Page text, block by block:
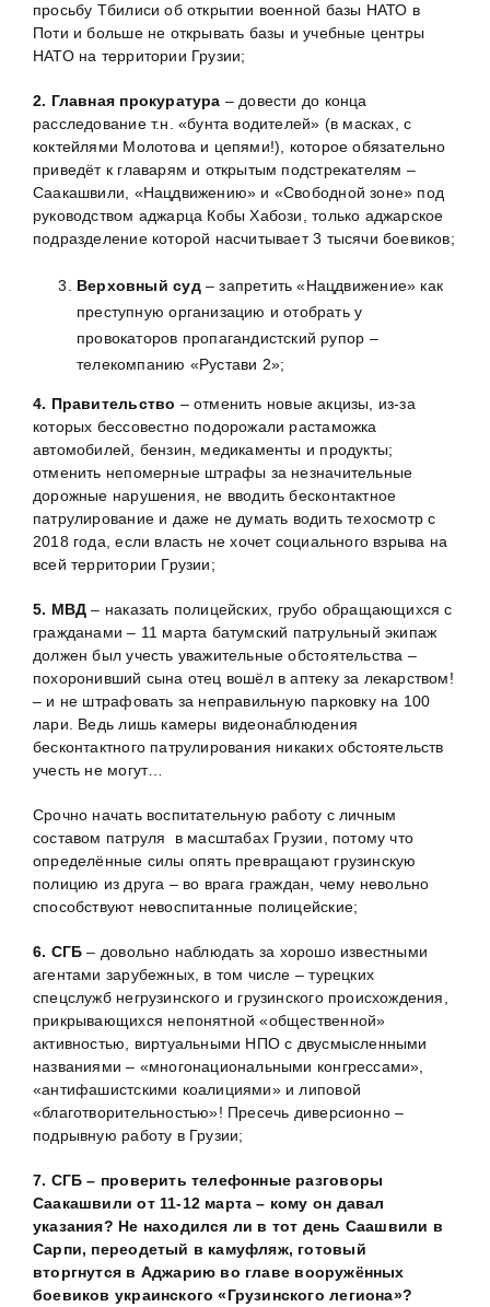
просьбу Тбилиси об открытии военной базы НАТО в
Поти и больше не открывать базы и учебные центры
НАТО на территории Грузии;
2. Главная прокуратура – довести до конца
расследование т.н. «бунта водителей» (в масках, с
коктейлями Молотова и цепями!), которое обязательно
приведёт к главарям и открытым подстрекателям –
Саакашвили, «Нацдвижению» и «Свободной зоне» под
руководством аджарца Кобы Хабози, только аджарское
подразделение которой насчитывает 3 тысячи боевиков;
Верховный суд– запретить «Нацдвижение» как
преступную организацию и отобрать у
провокаторов пропагандистский рупор –
телекомпанию «Рустави 2»;
4. Правительство – отменить новые акцизы, из-за
которых бессовестно подорожали растаможка
автомобилей, бензин, медикаменты и продукты;
отменить непомерные штрафы за незначительные
дорожные нарушения, не вводить бесконтактное
патрулирование и даже не думать водить техосмотр с
2018 года, если власть не хочет социального взрыва на
всей территории Грузии;
5. МВД – наказать полицейских, грубо обращающихся с
гражданами – 11 марта батумский патрульный экипаж
должен был учесть уважительные обстоятельства –
похоронивший сына отец вошёл в аптеку за лекарством!
– и не штрафовать за неправильную парковку на 100
лари. Ведь лишь камеры видеонаблюдения
бесконтактного патрулирования никаких обстоятельств
учесть не могут…
Срочно начать воспитательную работу с личным
составом патруля в масштабах Грузии, потому что
определённые силы опять превращают грузинскую
полицию из друга – во врага граждан, чему невольно
способствуют невоспитанные полицейские;
6. СГБ – довольно наблюдать за хорошо известными
агентами зарубежных, в том числе – турецких
спецслужб негрузинского и грузинского происхождения,
прикрывающихся непонятной «общественной»
активностью, виртуальными НПО с двусмысленными
названиями – «многонациональными конгрессами»,
«антифашистскими коалициями» и липовой
«благотворительностью»! Пресечь диверсионно –
подрывную работу в Грузии;
7. СГБ – проверить телефонные разговоры
Саакашвили от 11-12 марта – кому он давал
указания? Не находился ли в тот день Саашвили в
Сарпи, переодетый в камуфляж, готовый
вторгнутся в Аджарию во главе вооружённых
боевиков украинского «Грузинского легиона»?